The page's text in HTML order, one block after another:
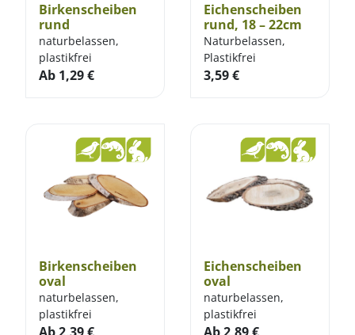
Birkenscheiben
rund
naturbelassen,
plastikfrei
Ab 1,29€
Eichenscheiben
rund, 18 – 22cm
Naturbelassen,
Plastikfrei
3,59€
Birkenscheiben
oval
naturbelassen,
plastikfrei
Eichenscheiben
oval
naturbelassen,
plastikfrei